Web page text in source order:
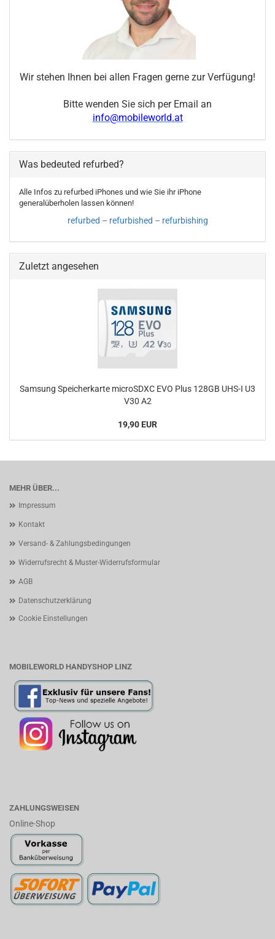
Wir stehen Ihnen bei allen Fragen gerne zur Verfügung!
Bitte wenden Sie sich per Email an
info@mobileworld.at
Was bedeuted refurbed?
Alle Infos zu refurbed iPhones und wie Sie ihr iPhone
generalüberholen lassen können!
refurbed – refurbished – refurbishing
Zuletzt angesehen
Samsung Speicherkarte microSDXC EVO Plus 128GB UHS-I U3
V30 A2
19,90 EUR
MEHR ÜBER...
Impressum
Kontakt
Versand- & Zahlungsbedingungen
Widerrufsrecht & Muster-Widerrufsformular
AGB
Datenschutzerklärung
Cookie Einstellungen
MOBILEWORLD HANDYSHOP LINZ
ZAHLUNGSWEISEN
Online-Shop